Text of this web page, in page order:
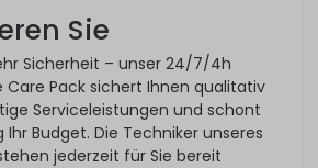
Sie
Sicherheit – unser 24/7/4h
Care Pack sichert Ihnen qualitativ
Serviceleistungen und schont
Budget. Die Techniker unseres
jederzeit für Sie bereit